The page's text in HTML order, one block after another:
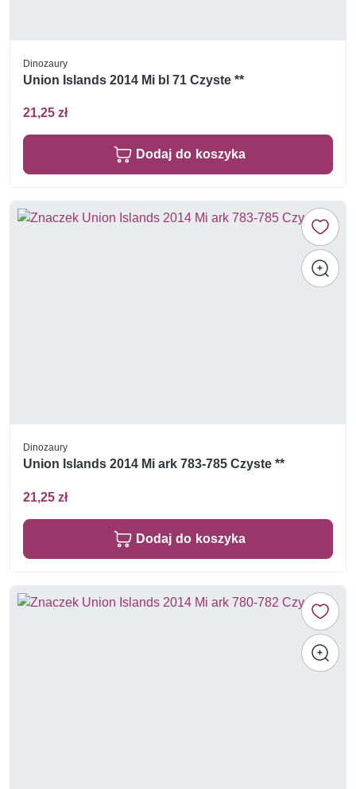
Dinozaury
Union Islands 2014 Mi bl 71 Czyste **
21,25 zł
Dodaj do koszyka
Dinozaury
Union Islands 2014 Mi ark 783-785 Czyste **
21,25 zł
Dodaj do koszyka